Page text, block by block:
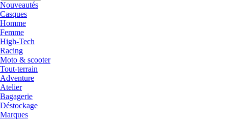
Nouveautés
Casques
Homme
Femme
High-Tech
Racing
Moto & scooter
Tout-terrain
Adventure
Atelier
Bagagerie
Déstockage
Marques